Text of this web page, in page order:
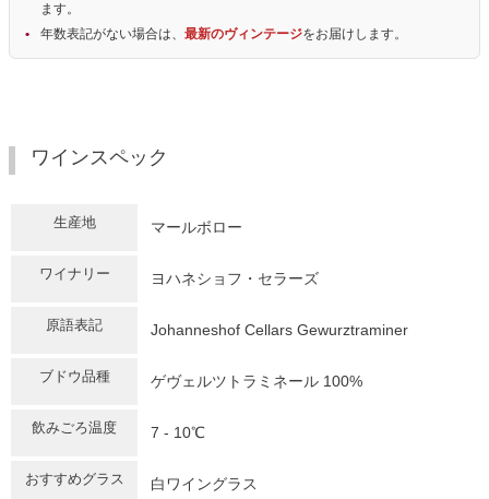
ます。
年数表記がない場合は、 最新のヴィンテージをお届けします。
ワインスペック
生産地 マールボロー
ワイナリー ヨハネショフ・セラーズ
原語表記 Johanneshof Cellars Gewurztraminer
ブドウ品種 ゲヴェルツトラミネール 100%
飲みごろ温度 7 - 10℃
おすすめグラス 白ワイングラス